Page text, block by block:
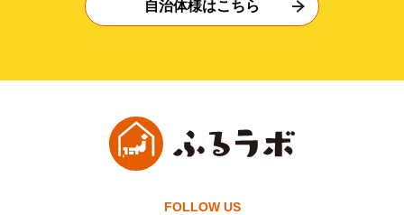
自治体様はこちら
FOLLOW US